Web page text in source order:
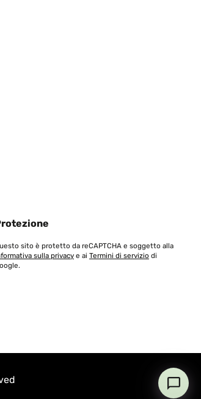
sito è protetto da reCAPTCHA e soggetto alla
sulla privacy e ai Termini di servizio di